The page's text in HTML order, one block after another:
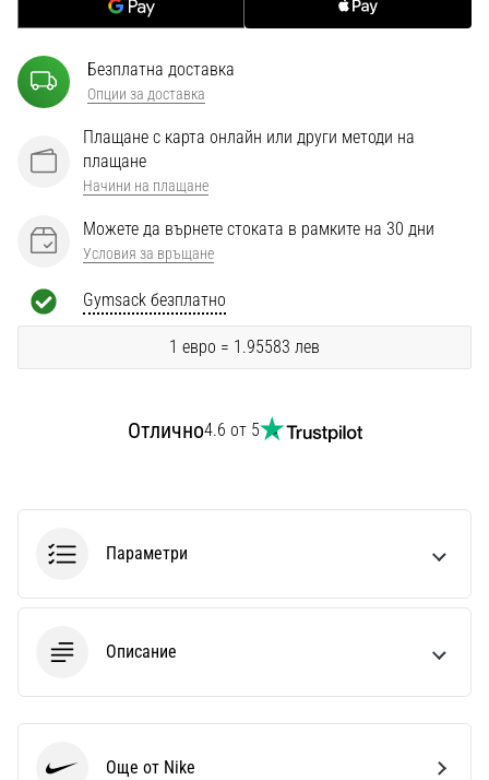
Nike
6
–
контрол
всяко
докосване.
Перфектни
за
Безплатна доставка
Опции за доставка
Плащане с карта онлайн или други методи на
плащане
Начини на плащане
Можете да върнете стоката в рамките на 30 дни
Условия за връщане
Gymsack безплатно
1 евро = 1.95583 лев
Отлично4.6 от 5
Параметри
Описание
Още от Nike